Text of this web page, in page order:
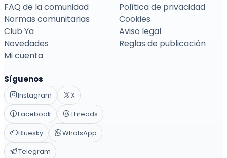
FAQ de la comunidad
Normas comunitarias
Club Ya
Novedades
Mi cuenta
Política de privacidad
Cookies
Aviso legal
Reglas de publicación
Síguenos
Instagram
X
Facebook
Threads
Bluesky
WhatsApp
Telegram